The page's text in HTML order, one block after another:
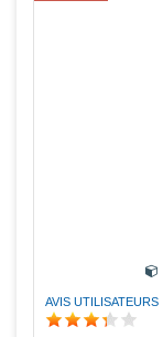
AVIS UTILISATEURS